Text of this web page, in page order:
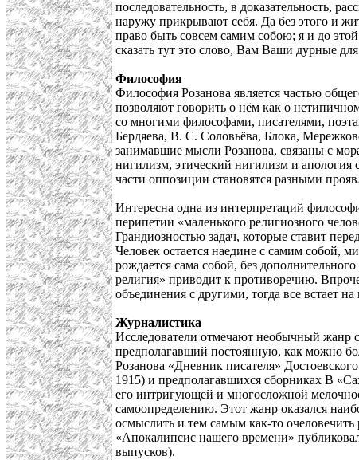
последовательность, в доказательность,
наружу прикрывают себя. Да без этого и
право быть совсем самим собою; я и до
сказать тут это слово, Вам Ваши дурные
Философия
Философия Розанова является частью
позволяют говорить о нём как о
со многими философами, писателями,
Бердяева, В. С. Соловьёва, Блока,
занимавшие мысли Розанова, связаны с
нигилизм, этический нигилизм и апология
части оппозиции становятся разными
Интересна одна из интерпретаций
перипетии «маленького религиозного
Грандиозностью задач, которые ставит
Человек остается наедине с самим собой,
рождается сама собой, без
религия» приводит к противоречию.
объединения с другими, тогда все встает
Журналистика
Исследователи отмечают необычный жанр
предполагавший постоянную, как можно
Розанова «Дневник писателя»
1915) и предполагавшихся сборниках В
его интригующей и многосложной
самоопределению. Этот жанр оказался
осмыслить и тем самым как-то
«Апокалипсис нашего времени»
выпусков).